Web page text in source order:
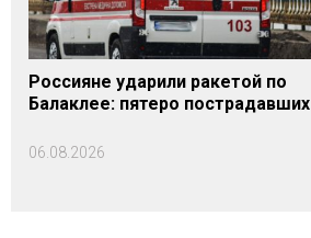
Россияне ударили ракетой по
Балаклее: пятеро пострадавших
06.08.2026